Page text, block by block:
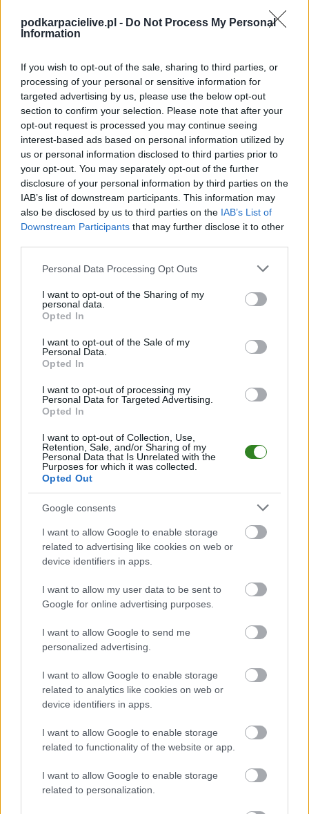
podkarpacielive.pl - Do Not Process My Personal
Information
If you wish to opt-out of the sale, sharing to third parties, or
processing of your personal or sensitive information for
targeted advertising by us, please use the below opt-out
section to confirm your selection. Please note that after your
opt-out request is processed you may continue seeing
interest-based ads based on personal information utilized by
us or personal information disclosed to third parties prior to
your opt-out. You may separately opt-out of the further
disclosure of your personal information by third parties on the
IAB’s list of downstream participants. This information may
also be disclosed by us to third parties on the IAB’s List of
Downstream Participants that may further disclose it to other
Please note that this website/app uses one or more Google
not limited to your visit or usage behaviour. You may click to
grant or deny consent to Google and its third-party tags to
use your data for below specified purposes in below Google
consent section.
Personal Data Processing Opt Outs
I want to opt-out of the Sharing of my
personal data.
Opted In
I want to opt-out of the Sale of my
Personal Data.
Opted In
I want to opt-out of processing my
Personal Data for Targeted Advertising.
Opted In
I want to opt-out of Collection, Use,
Retention, Sale, and/or Sharing of my
Personal Data that Is Unrelated with the
Purposes for which it was collected.
Opted Out
Google consents
I want to allow Google to enable storage
related to advertising like cookies on web or
device identifiers in apps.
I want to allow my user data to be sent to
Google for online advertising purposes.
I want to allow Google to send me
personalized advertising.
I want to allow Google to enable storage
related to analytics like cookies on web or
device identifiers in apps.
I want to allow Google to enable storage
related to functionality of the website or app.
I want to allow Google to enable storage
related to personalization.
Więcej o meczu:Warta
Poznań - Resovia
Więcej o lidze: II liga
CZYTAJ TAKŻE
Resovia przegrała z
Zawiszą Bydgoszcz i
wciąż jest ostatnia.
Trzecia porażka z
rzędu
2026-08-02 14:03
Kamil Kuzera: Jestem
przekonany, że
tory
2026-08-01 19:58
Resovia bez
Wrocław efektownie
zwyciężył w
Rzeszowie
KOMENTARZE
Uwaga!
Teraz komentarze są domyślnie ukryte, aby poprawić
„Zobacz komentarze”, aby je wyświetlić i dołączyć do
dyskusji.
Zobacz komentarze
NASTĘPNY ARTYKUŁ
GKS Zarzecze - Błękitni Wierzbna
transmisja na żywo. Gdzie oglądać?
(31.05.2026)